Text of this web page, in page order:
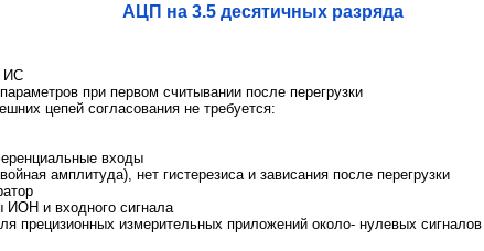
АЦП на 3.5 десятичных разряда
ИС
при первом считывании после перегрузки
цепей согласования не требуется:
входы
амплитуда), нет гистерезиса и зависания после перегрузки
и входного сигнала
прецизионных измерительных приложений около- нулевых сигналов